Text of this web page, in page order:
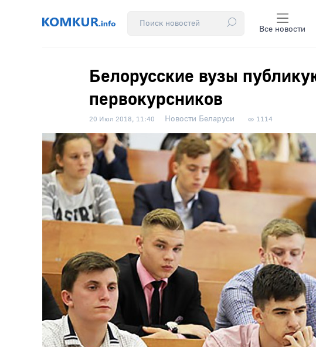
Все новости
Белорусские вузы
первокурсников
20 Июл 2018, 11:40 Новости Беларуси 1114